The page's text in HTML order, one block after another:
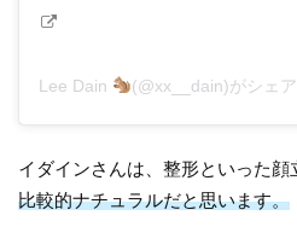
Lee Dain (@xx__dain)がシェ
イダインさんは、整形といった顔
比較的ナチュラルだと思います。